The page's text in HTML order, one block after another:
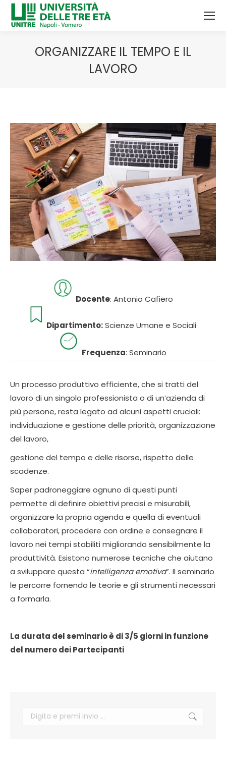
ORGANIZZARE IL TEMPO E IL
LAVORO
Docente: Antonio Cafiero
Dipartimento:Scienze Umane e Sociali
Frequenza: Seminario
Un processo produttivo efficiente, che si tratti del
lavoro di un singolo professionista o di un’azienda di
più persone, resta legato ad alcuni aspetti cruciali:
individuazione e gestione delle priorità, organizzazione
del lavoro,
gestione del tempo e delle risorse, rispetto delle
scadenze.
Saper padroneggiare ognuno di questi punti
permette di definire obiettivi precisi e misurabili,
organizzare la propria agenda e quella di eventuali
collaboratori, procedere con ordine e consegnare il
lavoro nei tempi stabiliti migliorando sensibilmente la
produttività. Esistono numerose tecniche che aiutano
a sviluppare questa “intelligenza emotiva”. Il seminario
le percorre fornendo le teorie e gli strumenti necessari
a formarla.
La durata del seminario è di 3/5 giorni in funzione
del numero dei Partecipanti